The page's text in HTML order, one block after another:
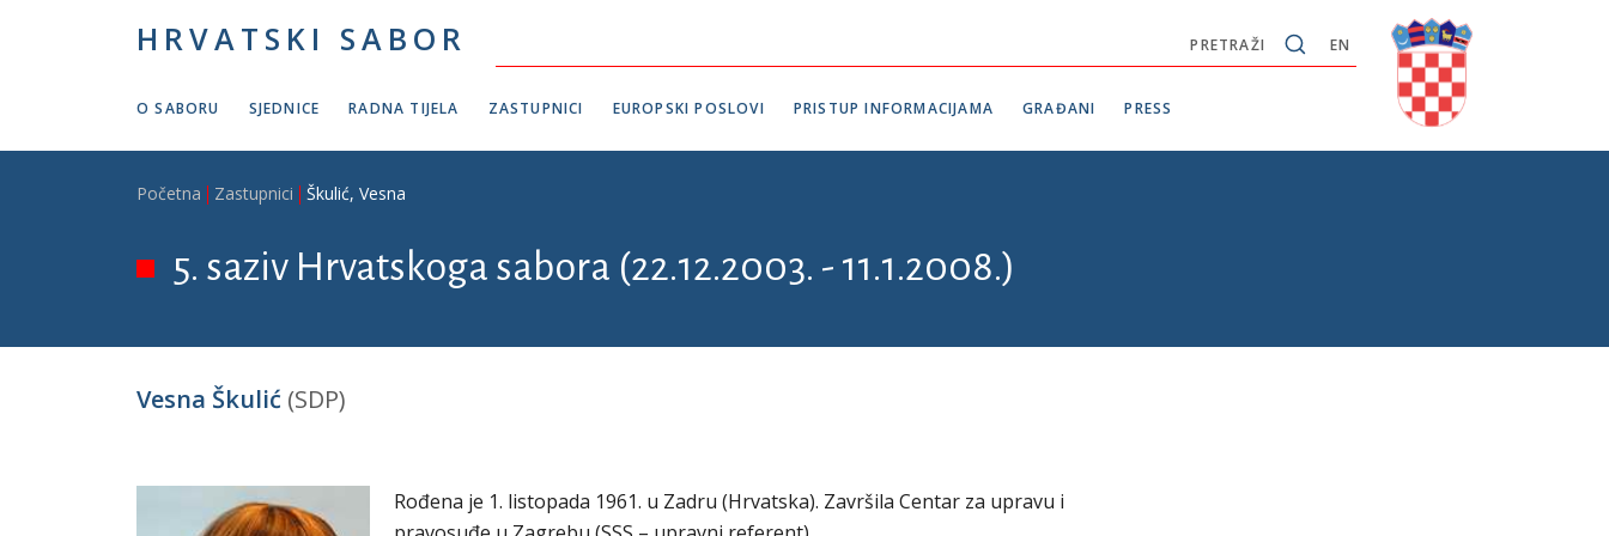
HRVATSKI SABOR EN
PRETRAŽI
O SABORU SJEDNICE RADNA TIJELA ZASTUPNICI EUROPSKI POSLOVI PRISTUP INFORMACIJAMA GRAĐANI PRESS
Breadcrumb
Početna Zastupnici Škulić, Vesna
5. saziv Hrvatskoga sabora (22.12.2003. - 11.1.2008.)
Vesna Škulić (SDP)
Rođena je 1. listopada 1961. u Zadru (Hrvatska). Završila Centar za upravu i